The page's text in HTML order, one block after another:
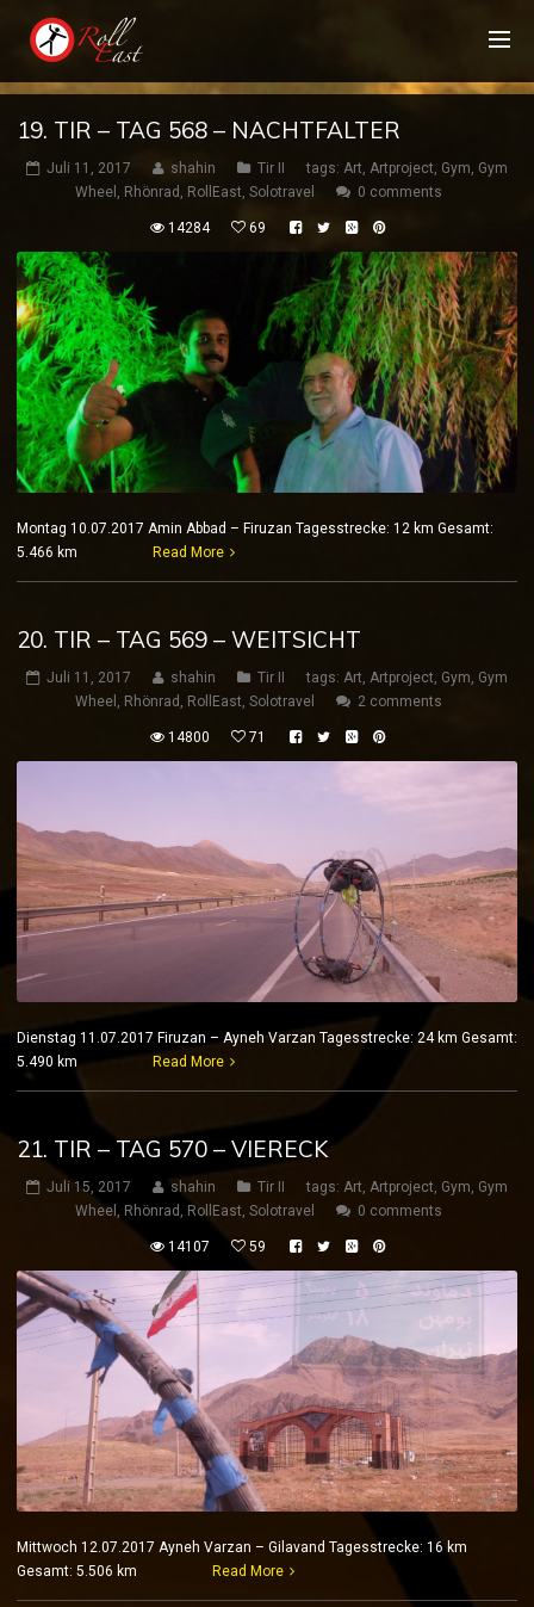
19. TIR – TAG 568 – NACHTFALTER
Juli 11, 2017 shahin Tir II tags: Art, Artproject, Gym, Gym
Wheel , Rhönrad , RollEast, Solotravel 0 comments
14284 69
Montag 10.07.2017 Amin Abbad – Firuzan Tagesstrecke: 12 km Gesamt:
5.466 km
Read More
20. TIR – TAG 569 – WEITSICHT
Juli 11, 2017 shahin Tir II tags: Art, Artproject, Gym, Gym
Wheel , Rhönrad , RollEast, Solotravel 2 comments
14800 71
Dienstag 11.07.2017 Firuzan – Ayneh Varzan Tagesstrecke: 24 km Gesamt:
5.490 km
Read More
21. TIR – TAG 570 – VIERECK
Juli 15, 2017 shahin Tir II tags: Art, Artproject, Gym, Gym
Wheel , Rhönrad , RollEast, Solotravel 0 comments
14107 59
Mittwoch 12.07.2017 Ayneh Varzan – Gilavand Tagesstrecke: 16 km
Gesamt: 5.506 km
Read More